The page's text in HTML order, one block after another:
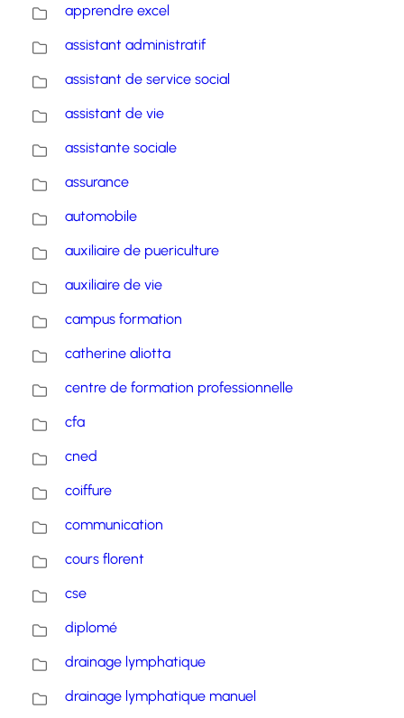
apprendre excel
assistant administratif
assistant de service social
assistant de vie
assistante sociale
assurance
automobile
auxiliaire de puericulture
auxiliaire de vie
campus formation
catherine aliotta
centre de formation professionnelle
cfa
cned
coiffure
communication
cours florent
cse
diplomé
drainage lymphatique
drainage lymphatique manuel